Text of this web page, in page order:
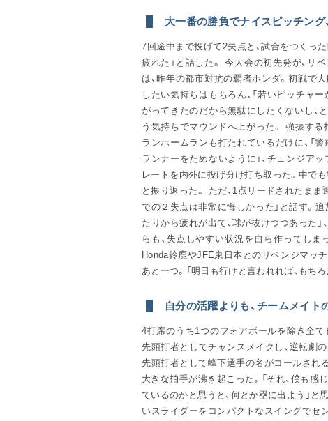
大一番の勝負でナイスピッチング
7回途中まで投げて2失点と、試合をつくった
疲れた」と話した。 今大会の初先発が、リ
は、昨年の都市対抗の覇者ホンダ。初戦で
したい気持ちはもちろん、「若いピッチャ
がってきたのだから無駄にしたくないし、
う気持ちでマウンドへ上がった。 強振する
ランホームランも打たれているだけに、「
ランナーをためないように」、チェンジア
レートを内外に投げ分け打ち取った。中で
と振り返った。 ただ、1点リードされたま
での２失点は非常に悔しかった」と話す。
たりから疲れが出て、球が抜けつつあった
らも、失点しやすい状況を自ら作ってしま
Honda鈴鹿やJFE東日本とのリベンジマッ
あと一つ。「明日も行けと言われれば、もちろ
自分の活躍よりも、チームメイ
4打席のうち1つのフォアボールを除き全て
先頭打者としてチャンスメイクし、逆転劇
先頭打者として峰下選手の名がコールされ
大きな拍手が沸き起こった。「それ、僕も感
ているのかと思うと、何とか塁に出よう」と
いスライダーをコンパクトなスイングでセ